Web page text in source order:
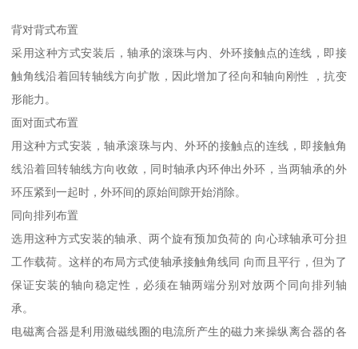
背对背式布置
采用这种方式安装后，轴承的滚珠与内、外环接触点的连线，即接
触角线沿着回转轴线方向扩散，因此增加了径向和轴向刚性 ，抗变
形能力。
面对面式布置
用这种方式安装，轴承滚珠与内、外环的接触点的连线，即接触角
线沿着回转轴线方向收敛，同时轴承内环伸出外环，当两轴承的外
环压紧到一起时，外环间的原始间隙开始消除。
同向排列布置
选用这种方式安装的轴承、两个旋有预加负荷的 向心球轴承可分担
工作载荷。这样的布局方式使轴承接触角线同 向而且平行，但为了
保证安装的轴向稳定性，必须在轴两端分别对放两个同向排列轴
承。
电磁离合器是利用激磁线圈的电流所产生的磁力来操纵离合器的各